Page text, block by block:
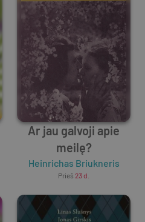
Ar jau galvoji apie
meilę?
Heinrichas Briukneris
Prieš 23 d.